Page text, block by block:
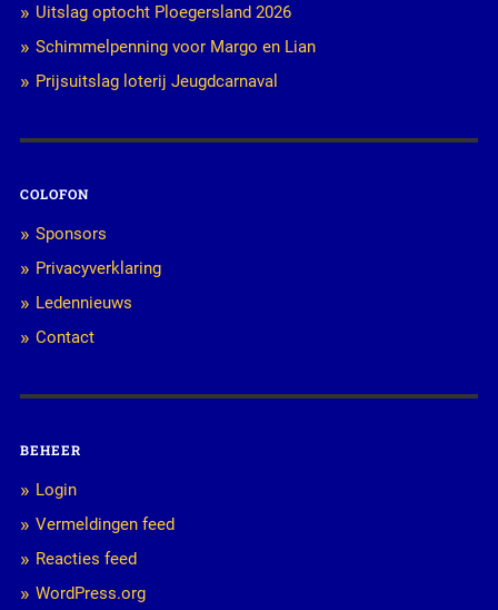
Uitslag optocht Ploegersland 2026
Schimmelpenning voor Margo en Lian
Prijsuitslag loterij Jeugdcarnaval
COLOFON
Sponsors
Privacyverklaring
Ledennieuws
Contact
BEHEER
Login
Vermeldingen feed
Reacties feed
WordPress.org